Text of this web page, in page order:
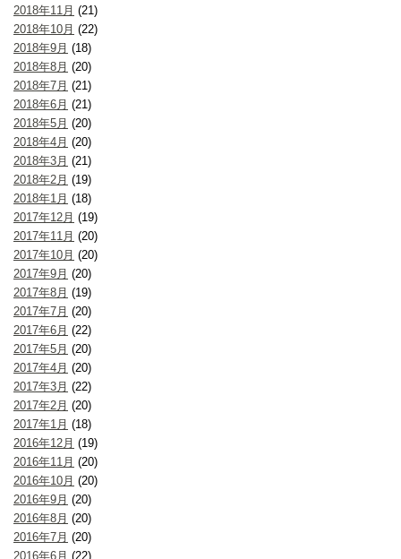
2018年11月 (21)
2018年10月 (22)
2018年9月 (18)
2018年8月 (20)
2018年7月 (21)
2018年6月 (21)
2018年5月 (20)
2018年4月 (20)
2018年3月 (21)
2018年2月 (19)
2018年1月 (18)
2017年12月 (19)
2017年11月 (20)
2017年10月 (20)
2017年9月 (20)
2017年8月 (19)
2017年7月 (20)
2017年6月 (22)
2017年5月 (20)
2017年4月 (20)
2017年3月 (22)
2017年2月 (20)
2017年1月 (18)
2016年12月 (19)
2016年11月 (20)
2016年10月 (20)
2016年9月 (20)
2016年8月 (20)
2016年7月 (20)
2016年6月 (22)